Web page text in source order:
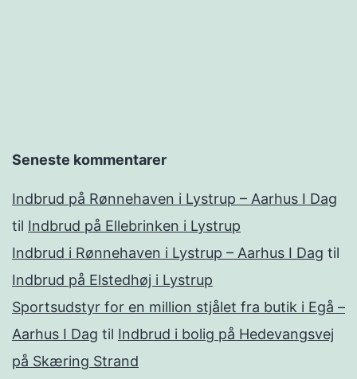
Seneste kommentarer
Indbrud på Rønnehaven i Lystrup – Aarhus I Dag
til Indbrud på Ellebrinken i Lystrup
Indbrud i Rønnehaven i Lystrup – Aarhus I Dag til
Indbrud på Elstedhøj i Lystrup
Sportsudstyr for en million stjålet fra butik i Egå –
Aarhus I Dag til Indbrud i bolig på Hedevangsvej
på Skæring Strand